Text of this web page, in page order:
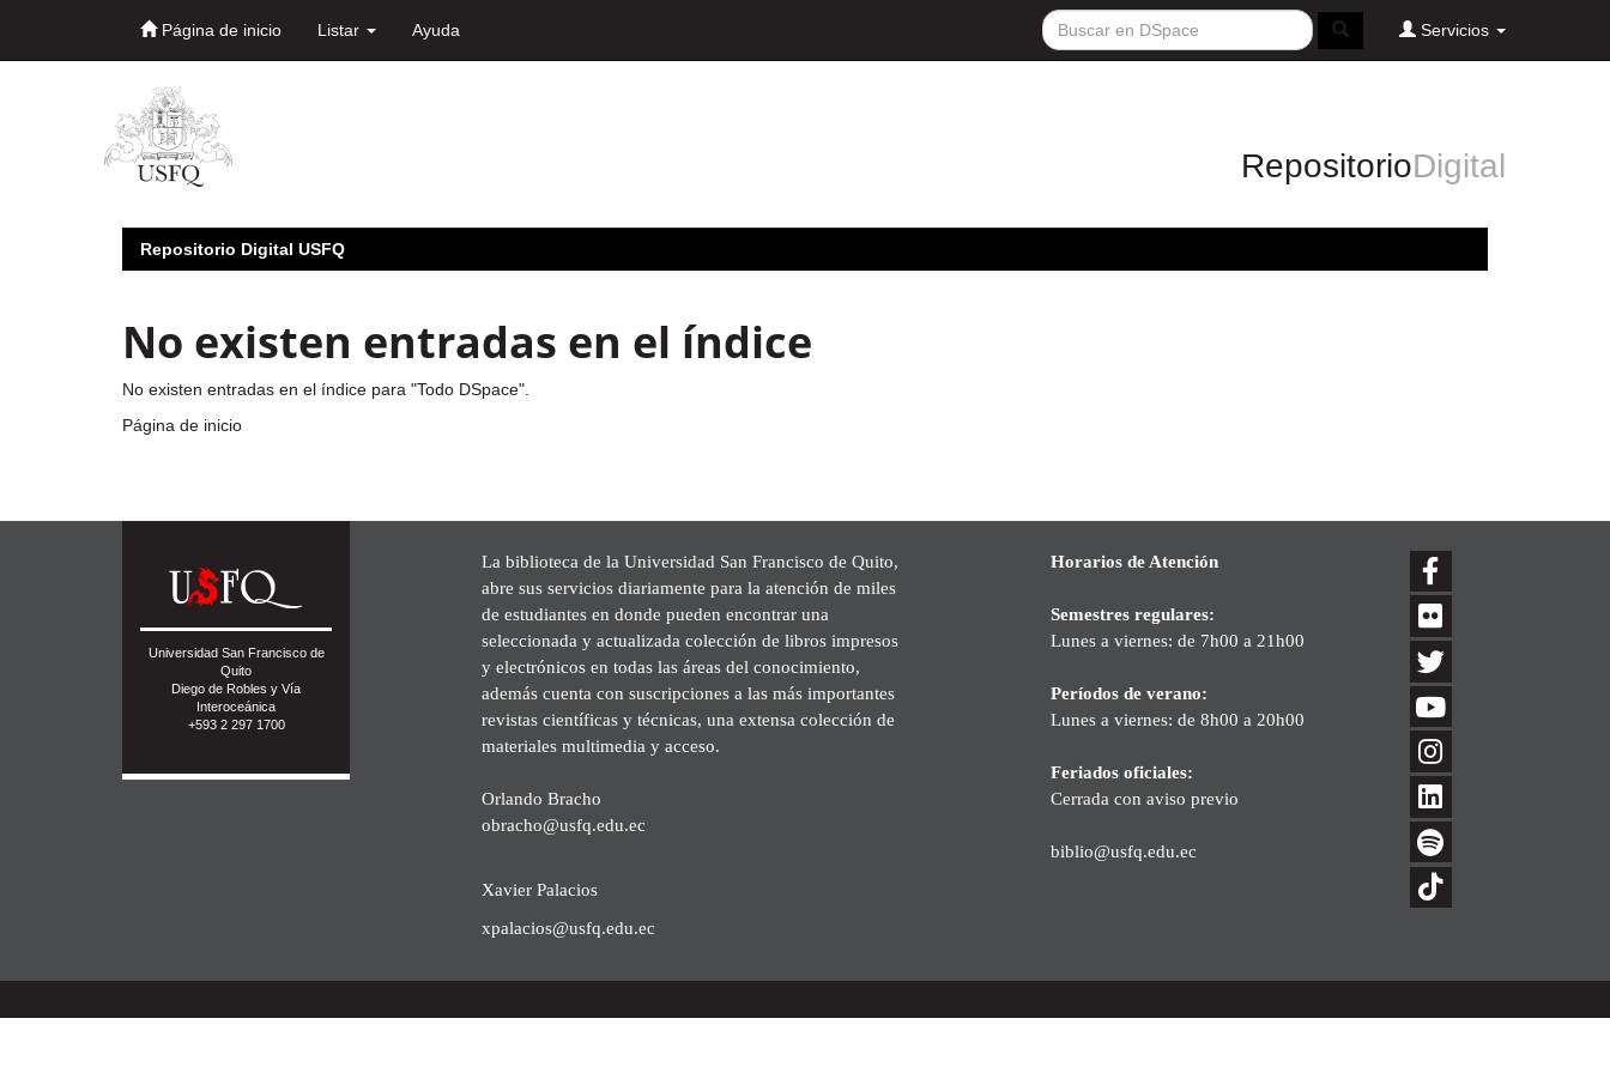
Página de inicio Listar Ayuda Servicios
RepositorioDigital
Repositorio Digital USFQ
No existen entradas en el índice
No existen entradas en el índice para "Todo DSpace".
Página de inicio
Universidad San Francisco de
Quito
Diego de Robles y Vía
Interoceánica
+593 2 297 1700
La biblioteca de la Universidad San Francisco de Quito,
abre sus servicios diariamente para la atención de miles
de estudiantes en donde pueden encontrar una
seleccionada y actualizada colección de libros impresos
y electrónicos en todas las áreas del conocimiento,
además cuenta con suscripciones a las más importantes
revistas científicas y técnicas, una extensa colección de
materiales multimedia y acceso.
Orlando Bracho
obracho@usfq.edu.ec
Xavier Palacios
xpalacios@usfq.edu.ec
Horarios de Atención
Semestres regulares:
Lunes a viernes: de 7h00 a 21h00
Períodos de verano:
Lunes a viernes: de 8h00 a 20h00
Feriados oficiales:
Cerrada con aviso previo
biblio@usfq.edu.ec